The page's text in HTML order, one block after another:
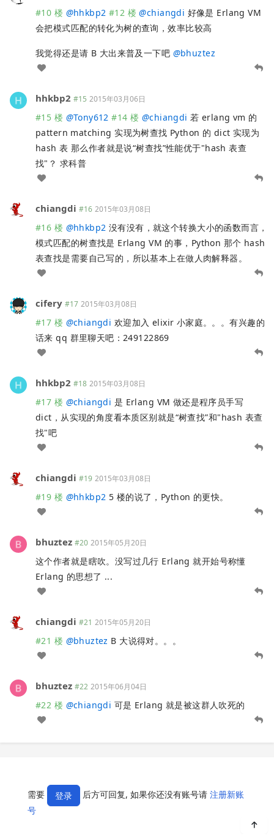
#10 楼 @hhkbp2 #12 楼 @chiangdi 好像是 Erlang VM
会把模式匹配的转化为树的查询，效率比较高
我觉得还是请 B 大出来普及一下吧 @bhuztez
hhkbp2 #15 2015年03月06日
#15 楼 @Tony612 #14 楼 @chiangdi 若 erlang vm 的
pattern matching 实现为树查找 Python 的 dict 实现为
hash 表 那么作者就是说“树查找”性能优于"hash 表查
找"？ 求科普
chiangdi #16 2015年03月08日
#16 楼 @hhkbp2 没有没有，就这个转换大小的函数而言，
模式匹配的树查找是 Erlang VM 的事，Python 那个 hash
表查找是需要自己写的，所以基本上在做人肉解释器。
cifery #17 2015年03月08日
#17 楼 @chiangdi 欢迎加入 elixir 小家庭。。。有兴趣的
话来 qq 群里聊天吧：249122869
hhkbp2 #18 2015年03月08日
#17 楼 @chiangdi 是 Erlang VM 做还是程序员手写
dict，从实现的角度看本质区别就是“树查找”和"hash 表查
找"吧
chiangdi #19 2015年03月08日
#19 楼 @hhkbp2 5 楼的说了，Python 的更快。
bhuztez #20 2015年05月20日
这个作者就是瞎吹。没写过几行 Erlang 就开始号称懂
Erlang 的思想了 ...
chiangdi #21 2015年05月20日
#21 楼 @bhuztez B 大说得对。。。
bhuztez #22 2015年06月04日
#22 楼 @chiangdi 可是 Erlang 就是被这群人吹死的
需要 登录 后方可回复, 如果你还没有账号请 注册新账
号